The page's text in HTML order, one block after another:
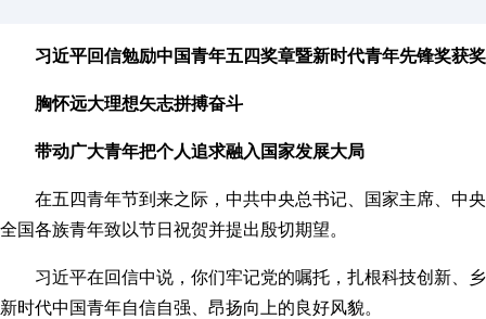
习近平回信勉励中国青年五四奖章暨新时代青年先锋奖获
胸怀远大理想矢志拼搏奋斗
带动广大青年把个人追求融入国家发展大局
在五四青年节到来之际，中共中央总书记、国家主席、中
全国各族青年致以节日祝贺并提出殷切期望。
习近平在回信中说，你们牢记党的嘱托，扎根科技创新、
新时代中国青年自信自强、昂扬向上的良好风貌。